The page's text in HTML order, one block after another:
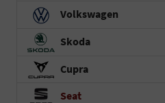
Volkswagen
Skoda
Cupra
Seat